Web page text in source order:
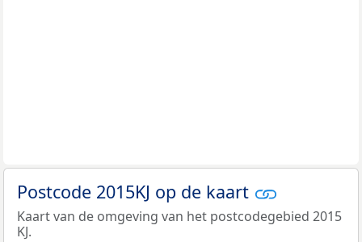
Postcode 2015KJ op de kaart
Kaart van de omgeving van het postcodegebied 2015
KJ.